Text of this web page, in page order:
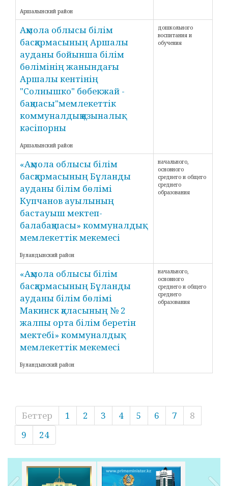
Аршалынский район
Ақмола облысы білім
басқармасының Аршалы
ауданы бойынша білім
бөлімінің жанындағы
Аршалы кентінің
"Солнышко" бөбекжай -
бақшасы"мемлекеттік
коммуналдық қазыналық
кәсіпорны
Аршалынский район
дошкольного
воспитания и
обучения
«Ақмола облысы білім
басқармасының Бұланды
ауданы білім бөлімі
Купчанов ауылының
бастауыш мектеп-
балабақшасы» коммуналдық
мемлекеттік мекемесі
Буландынский район
начального,
основного
среднего и общего
среднего
образования
«Ақмола облысы білім
басқармасының Бұланды
ауданы білім бөлімі
Макинск қаласының № 2
жалпы орта білім беретін
мектебі» коммуналдық
мемлекеттік мекемесі
Буландынский район
начального,
основного
среднего и общего
среднего
образования
Беттер 1 2 3 4 5 6 7
8
9
24